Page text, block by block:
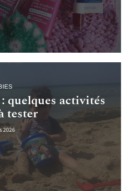
quelques activités
tester
2026